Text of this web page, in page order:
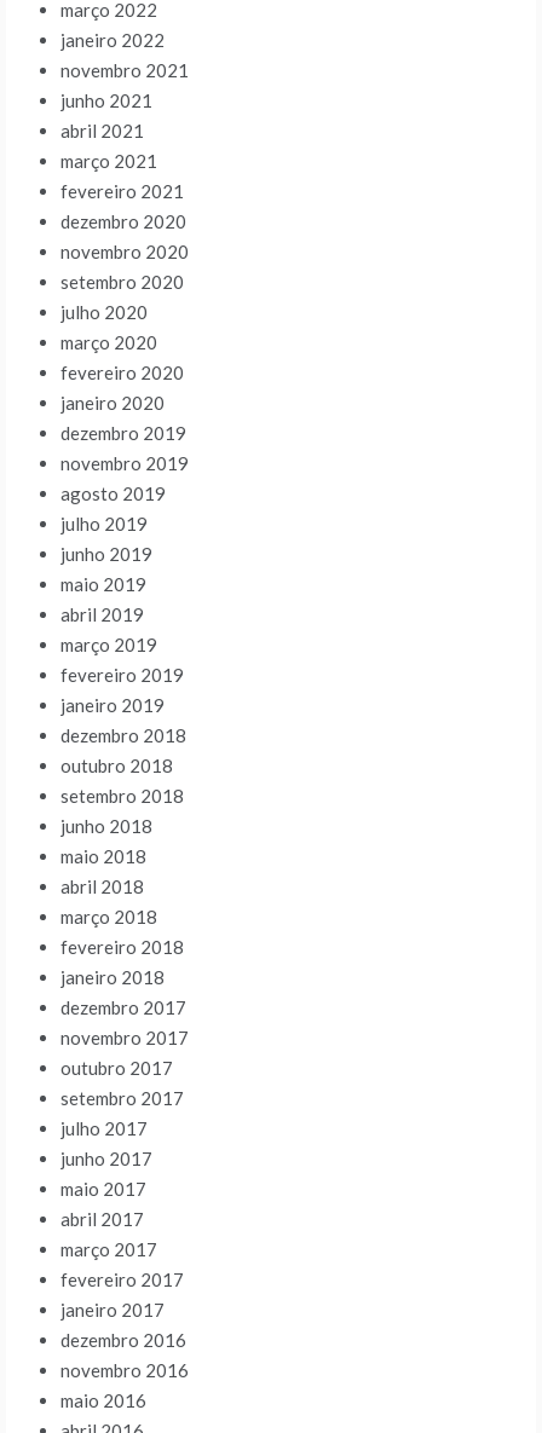
março 2022
janeiro 2022
novembro 2021
junho 2021
abril 2021
março 2021
fevereiro 2021
dezembro 2020
novembro 2020
setembro 2020
julho 2020
março 2020
fevereiro 2020
janeiro 2020
dezembro 2019
novembro 2019
agosto 2019
julho 2019
junho 2019
maio 2019
abril 2019
março 2019
fevereiro 2019
janeiro 2019
dezembro 2018
outubro 2018
setembro 2018
junho 2018
maio 2018
abril 2018
março 2018
fevereiro 2018
janeiro 2018
dezembro 2017
novembro 2017
outubro 2017
setembro 2017
julho 2017
junho 2017
maio 2017
abril 2017
março 2017
fevereiro 2017
janeiro 2017
dezembro 2016
novembro 2016
maio 2016